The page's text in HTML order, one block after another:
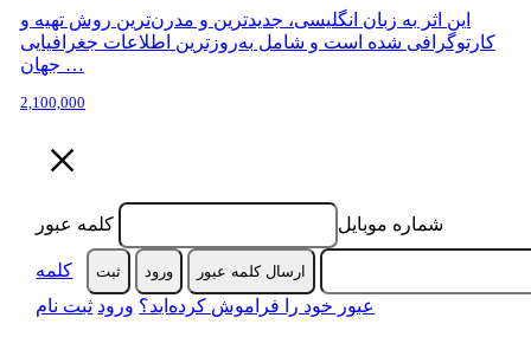
این اثر به زبان انگلیسی، جدیدترین و مدرن‌ترین روش تهیه و
کارتوگرافی شده است و شامل به‌روزترین اطلاعات جغرافیایی
جهان …
2,100,000
×
شماره موبایل کلمه عبور
ارسال کلمه عبور ورود ثبت‌
کلمه
عبور خود را فراموش کرده‌اید؟ ورود ثبت نام